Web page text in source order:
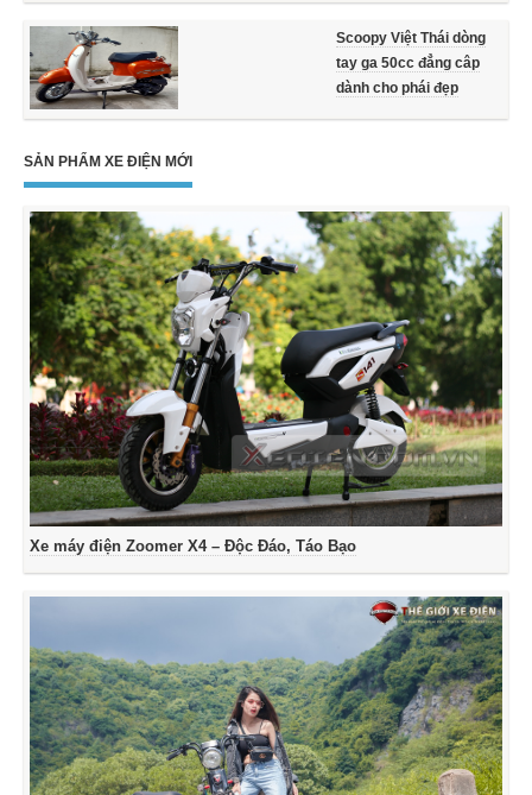
Scoopy Việt Thái dòng
tay ga 50cc đẳng câp
dành cho phái đẹp
SẢN PHẨM XE ĐIỆN MỚI
Xe máy điện Zoomer X4 – Độc Đáo, Táo Bạo